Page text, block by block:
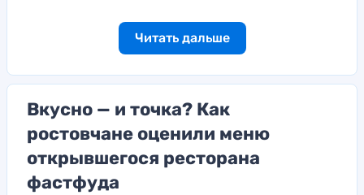
Читать дальше
Вкусно — и точка? Как
ростовчане оценили меню
открывшегося ресторана
фастфуда